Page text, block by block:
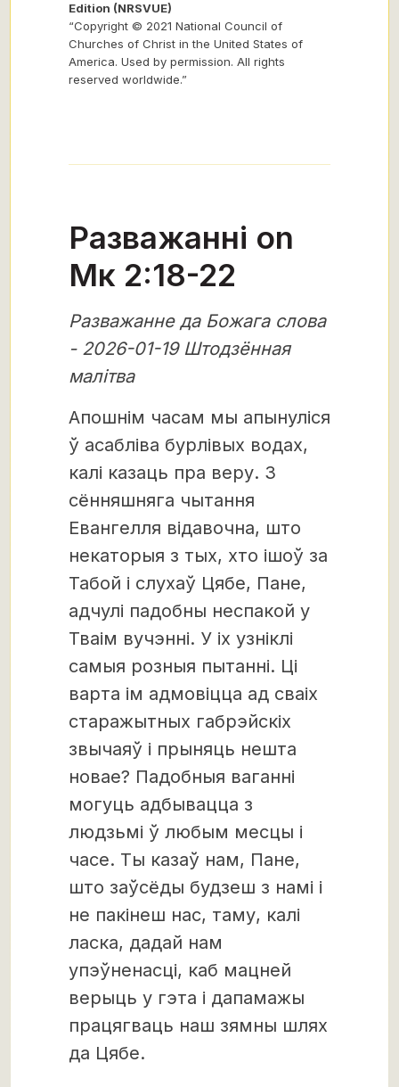
Edition (NRSVUE)
“Copyright © 2021 National Council of
Churches of Christ in the United States of
America. Used by permission. All rights
reserved worldwide.”
Разважанні on
Мк 2:18-22
Разважанне да Божага слова
- 2026-01-19 Штодзённая
малітва
Апошнім часам мы апынуліся
ў асабліва бурлівых водах,
калі казаць пра веру. З
сённяшняга чытання
Евангелля відавочна, што
некаторыя з тых, хто ішоў за
Табой і слухаў Цябе, Пане,
адчулі падобны неспакой у
Тваім вучэнні. У іх узніклі
самыя розныя пытанні. Ці
варта ім адмовіцца ад сваіх
старажытных габрэйскіх
звычаяў і прыняць нешта
новае? Падобныя ваганні
могуць адбывацца з
людзьмі ў любым месцы і
часе. Ты казаў нам, Пане,
што заўсёды будзеш з намі і
не пакінеш нас, таму, калі
ласка, дадай нам
упэўненасці, каб мацней
верыць у гэта і дапамажы
працягваць наш зямны шлях
да Цябе.